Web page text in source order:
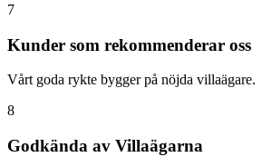
7
Kunder som rekommenderar oss
Vårt goda rykte bygger på nöjda villaägare.
8
Godkända av Villaägarna